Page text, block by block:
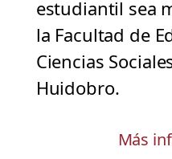
estudiantil sea
la Facultad de
Ciencias
Huidobro.
Más